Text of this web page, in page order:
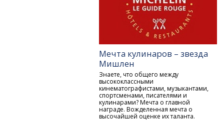
Мечта кулинаров – звезда
Мишлен
Знаете, что общего между
высококлассными
кинематографистами, музыкантами,
спортсменами, писателями и
кулинарами? Мечта о главной
награде. Вожделенная мечта о
высочайшей оценке их таланта.